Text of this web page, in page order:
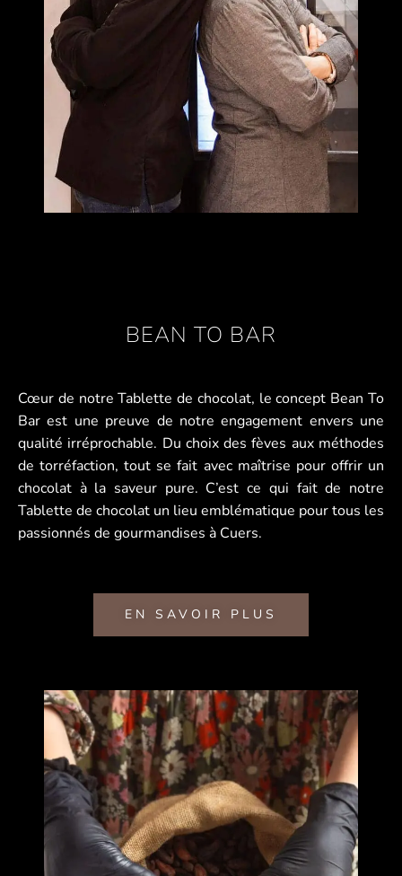
BEAN TO BAR
Cœur de notre Tablette de chocolat, le concept Bean To
Bar est une preuve de notre engagement envers une
qualité irréprochable. Du choix des fèves aux méthodes
de torréfaction, tout se fait avec maîtrise pour offrir un
chocolat à la saveur pure. C’est ce qui fait de notre
Tablette de chocolat un lieu emblématique pour tous les
passionnés de gourmandises à Cuers.
EN SAVOIR PLUS